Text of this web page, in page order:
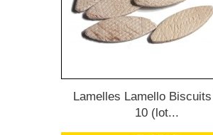
Lamelles Lamello
10 (lot...